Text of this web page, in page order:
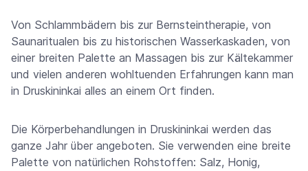
Von Schlammbädern bis zur Bernsteintherapie, von
Saunaritualen bis zu historischen Wasserkaskaden, von
einer breiten Palette an Massagen bis zur Kältekammer
und vielen anderen wohltuenden Erfahrungen kann man
in Druskininkai alles an einem Ort finden.
Die Körperbehandlungen in Druskininkai werden das
ganze Jahr über angeboten. Sie verwenden eine breite
Palette von natürlichen Rohstoffen: Salz, Honig,